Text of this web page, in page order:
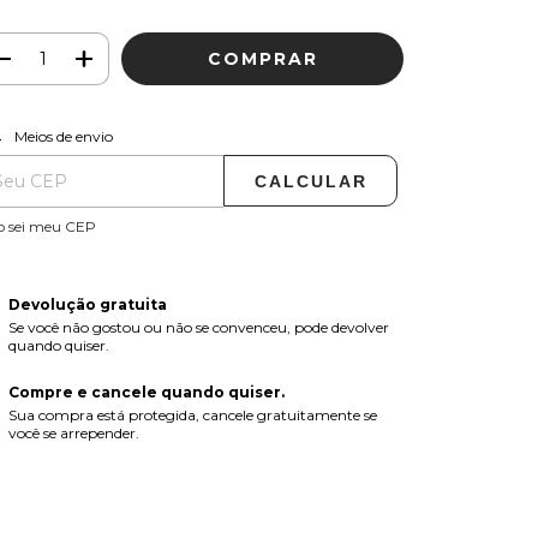
para o CEP:
Meios de envio
CALCULAR
sei meu CEP
Devolução gratuita
Se você não gostou ou não se convenceu, pode devolver
quando quiser.
Compre e cancele quando quiser.
Sua compra está protegida, cancele gratuitamente se
você se arrepender.